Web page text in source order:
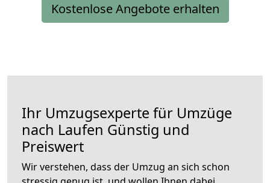
Kostenlose Angebote erhalten
Ihr Umzugsexperte für Umzüge
nach Laufen Günstig und
Preiswert
Wir verstehen, dass der Umzug an sich schon